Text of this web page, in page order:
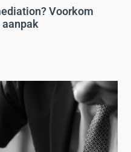
Voorkom